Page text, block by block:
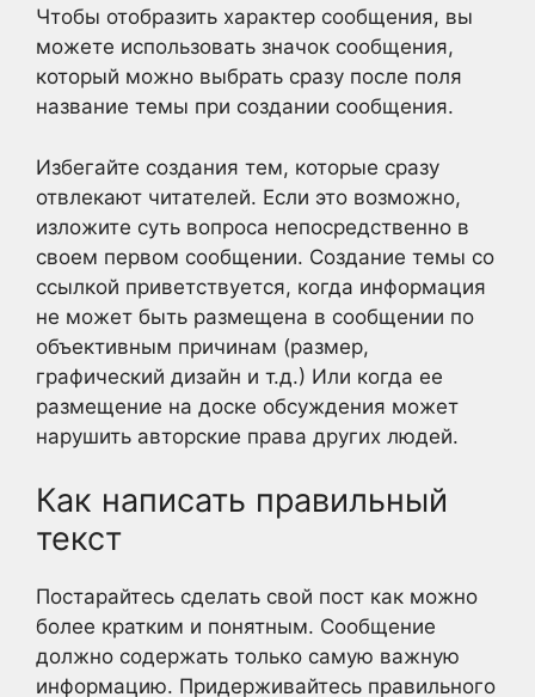
Чтобы отобразить характер сообщения, вы
можете использовать значок сообщения,
который можно выбрать сразу после поля
название темы при создании сообщения.
Избегайте создания тем, которые сразу
отвлекают читателей. Если это возможно,
изложите суть вопроса непосредственно в
своем первом сообщении. Создание темы со
ссылкой приветствуется, когда информация
не может быть размещена в сообщении по
объективным причинам (размер,
графический дизайн и т.д.) Или когда ее
размещение на доске обсуждения может
нарушить авторские права других людей.
Как написать правильный
текст
Постарайтесь сделать свой пост как можно
более кратким и понятным. Сообщение
должно содержать только самую важную
информацию. Придерживайтесь правильного